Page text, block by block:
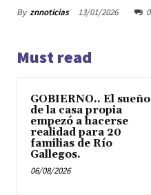
By znnoticias 13/01/2026 0
Must read
GOBIERNO.. El sueño
de la casa propia
empezó a hacerse
realidad para 20
familias de Río
Gallegos.
06/08/2026